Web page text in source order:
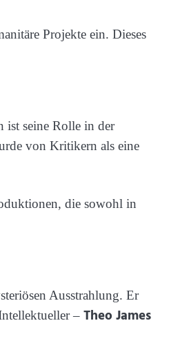
Projekte ein. Dieses
ist seine Rolle in der
von Kritikern als eine
die sowohl in
Ausstrahlung. Er
– Theo James